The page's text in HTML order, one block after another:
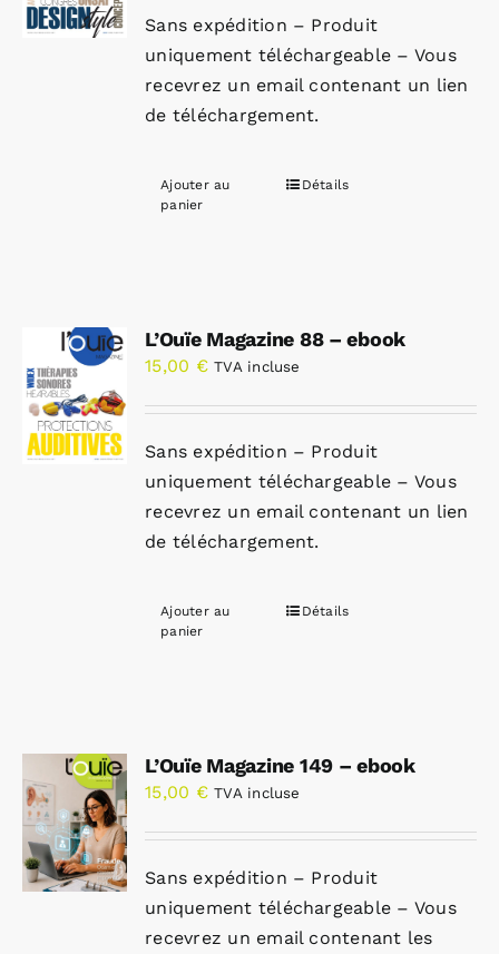
Sans expédition – Produit
uniquement téléchargeable – Vous
recevrez un email contenant un lien
de téléchargement.
Ajouter au
panier
Détails
L’Ouïe Magazine 88 – ebook
15,00 € TVA incluse
Sans expédition – Produit
uniquement téléchargeable – Vous
recevrez un email contenant un lien
de téléchargement.
Ajouter au
panier
Détails
L’Ouïe Magazine 149 – ebook
15,00 € TVA incluse
Sans expédition – Produit
uniquement téléchargeable – Vous
recevrez un email contenant les